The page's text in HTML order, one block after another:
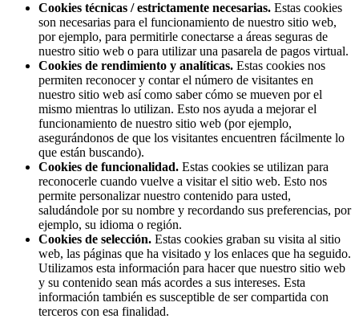
Cookies técnicas / estrictamente necesarias. Estas cookies
son necesarias para el funcionamiento de nuestro sitio web,
por ejemplo, para permitirle conectarse a áreas seguras de
nuestro sitio web o para utilizar una pasarela de pagos virtual.
Cookies de rendimiento y analíticas. Estas cookies nos
permiten reconocer y contar el número de visitantes en
nuestro sitio web así como saber cómo se mueven por el
mismo mientras lo utilizan. Esto nos ayuda a mejorar el
funcionamiento de nuestro sitio web (por ejemplo,
asegurándonos de que los visitantes encuentren fácilmente lo
que están buscando).
Cookies de funcionalidad. Estas cookies se utilizan para
reconocerle cuando vuelve a visitar el sitio web. Esto nos
permite personalizar nuestro contenido para usted,
saludándole por su nombre y recordando sus preferencias, por
ejemplo, su idioma o región.
Cookies de selección. Estas cookies graban su visita al sitio
web, las páginas que ha visitado y los enlaces que ha seguido.
Utilizamos esta información para hacer que nuestro sitio web
y su contenido sean más acordes a sus intereses. Esta
información también es susceptible de ser compartida con
terceros con esa finalidad.